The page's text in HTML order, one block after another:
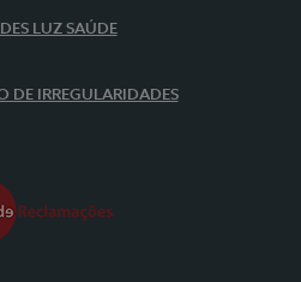
LUZ SAÚDE
DE IRREGULARIDADES